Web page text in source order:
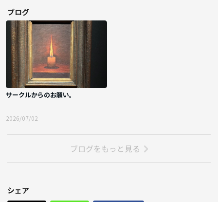
ブログ
サークルからのお願い。
2026/07/02
ブログをもっと見る
シェア